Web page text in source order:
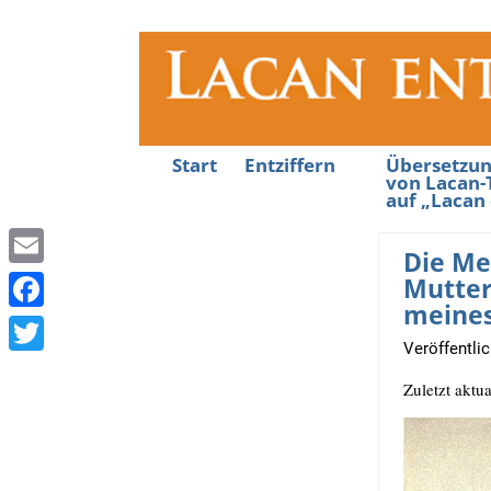
Start Entziffern
von
auf
Die
Zuletzt
E
m
a
F